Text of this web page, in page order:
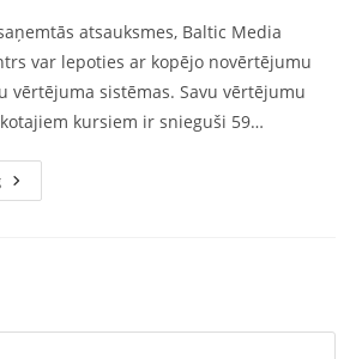
atsauksmes, Baltic Media
var lepoties ar kopējo novērtējumu
vērtējuma sistēmas. Savu vērtējumu
kursiem ir snieguši 59…
Atsauksmes
Par